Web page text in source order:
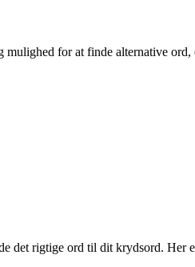
for at finde alternative
det rigtige ord til dit krydsord. Her